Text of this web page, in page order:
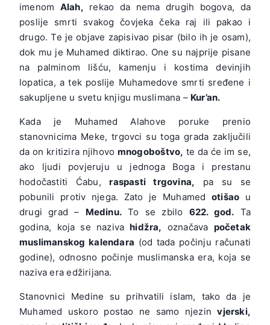
imenom Alah, rekao da nema drugih bogova, da
poslije smrti svakog čovjeka čeka raj ili pakao i
drugo. Te je objave zapisivao pisar (bilo ih je osam),
dok mu je Muhamed diktirao. One su najprije pisane
na palminom lišću, kamenju i kostima devinjih
lopatica, a tek poslije Muhamedove smrti sređene i
sakupljene u svetu knjigu muslimana – Kur’an.
Kada je Muhamed Alahove poruke prenio
stanovnicima Meke, trgovci su toga grada zaključili
da on kritizira njihovo mnogoboštvo, te da će im se,
ako ljudi povjeruju u jednoga Boga i prestanu
hodočastiti Ćabu,raspasti trgovina, pa su se
pobunili protiv njega. Zato je Muhamed otišao u
drugi grad – Medinu. To se zbilo 622. god. Ta
godina, koja se nazivahidžra, označava početak
muslimanskog kalendara (od tada počinju računati
godine), odnosno počinje muslimanska era, koja se
naziva era edžirijana.
Stanovnici Medine su prihvatili islam, tako da je
Muhamed uskoro postao ne samo njezinvjerski,